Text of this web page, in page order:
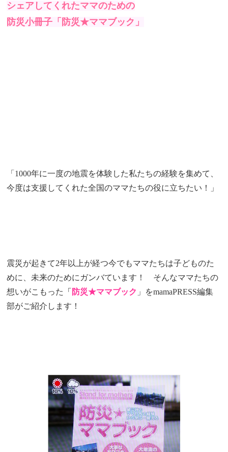
シェアしてくれたママのための
防災小冊子「防災★ママブック」
「1000年に一度の地震を体験した私たちの経験を集めて、
今度は支援してくれた全国のママたちの役に立ちたい！」
震災が起きて2年以上が経つ今でもママたちは子どものた
めに、未来のためにガンバています！ そんなママたちの
想いがこもった
「 防災★ママブック 」をmamaPRESS編集
部がご紹介します！